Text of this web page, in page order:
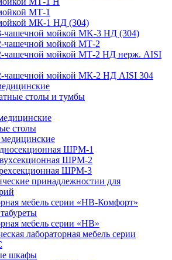
МТ-1
МК-1 НД (304)
чашечной мойкой МK-3 НД (304)
чашечной мойкой МТ-2
чашечной мойкой МТ-2 НД нерж. AISI
чашечной мойкой МК-2 НД AISI 304
столы и тумбы
столы
ШРМ-1
ШРМ-2
ШРМ-3
принадлежностии для
мебель серии «НВ-Комфорт»
мебель серии «НВ»
лабораторная мебель серии
шкафы